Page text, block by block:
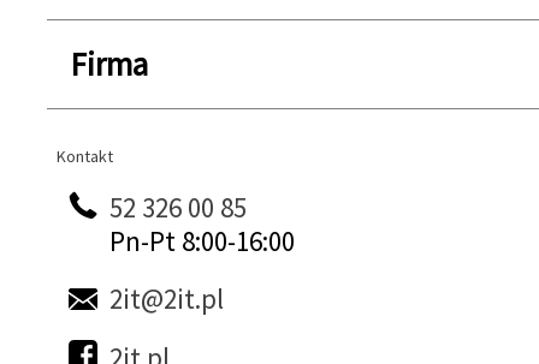
Firma
Kontakt
Kontakt
52 326 00 85
Pn-Pt 8:00-16:00
2it@2it.pl